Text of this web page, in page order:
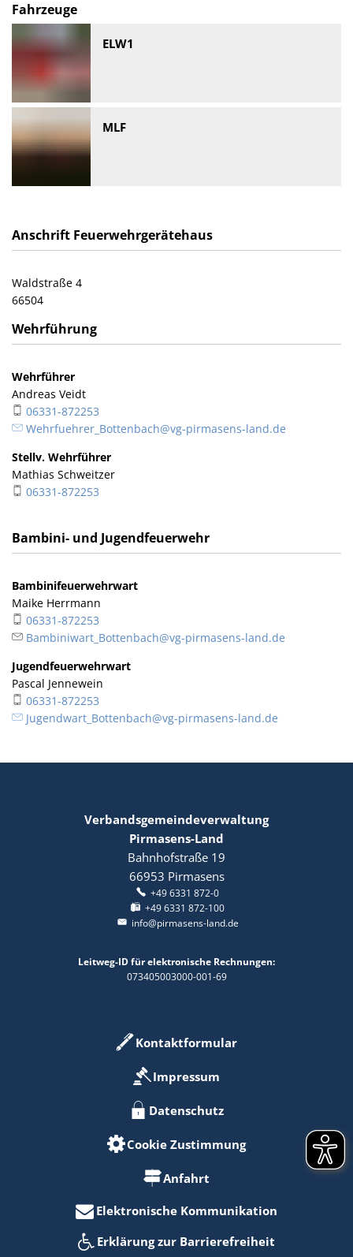
Fahrzeuge
ELW1
MLF
Anschrift Feuerwehrgerätehaus
Waldstraße 4
66504
Wehrführung
Wehrführer
Andreas Veidt
06331-872253
Wehrfuehrer_Bottenbach@vg-pirmasens-land.de
Stellv. Wehrführer
Mathias Schweitzer
06331-872253
Bambini- und Jugendfeuerwehr
Bambinifeuerwehrwart
Maike Herrmann
06331-872253
Bambiniwart_Bottenbach@vg-pirmasens-land.de
Jugendfeuerwehrwart
Pascal Jennewein
06331-872253
Jugendwart_Bottenbach@vg-pirmasens-land.de
Verbandsgemeindeverwaltung
Pirmasens-Land
Bahnhofstraße 19
66953 Pirmasens
+49 6331 872-0
+49 6331 872-100
info@pirmasens-land.de
Leitweg-ID für elektronische Rechnungen:
073405003000-001-69
Kontaktformular
Impressum
Datenschutz
Cookie Zustimmung
Anfahrt
Elektronische Kommunikation
Erklärung zur Barrierefreiheit